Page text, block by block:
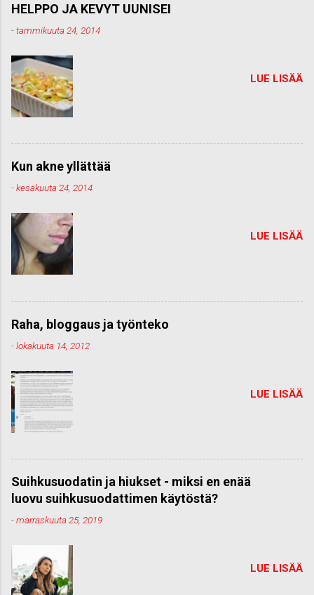
HELPPO JA KEVYT UUNISEI
-tammikuuta 24, 2014
LUE LISÄÄ
Kun akne yllättää
-kesäkuuta 24, 2014
LUE LISÄÄ
Raha, bloggaus ja työnteko
-lokakuuta 14, 2012
LUE LISÄÄ
Suihkusuodatin ja hiukset - miksi en enää
luovu suihkusuodattimen käytöstä?
-marraskuuta 25, 2019
LUE LISÄÄ